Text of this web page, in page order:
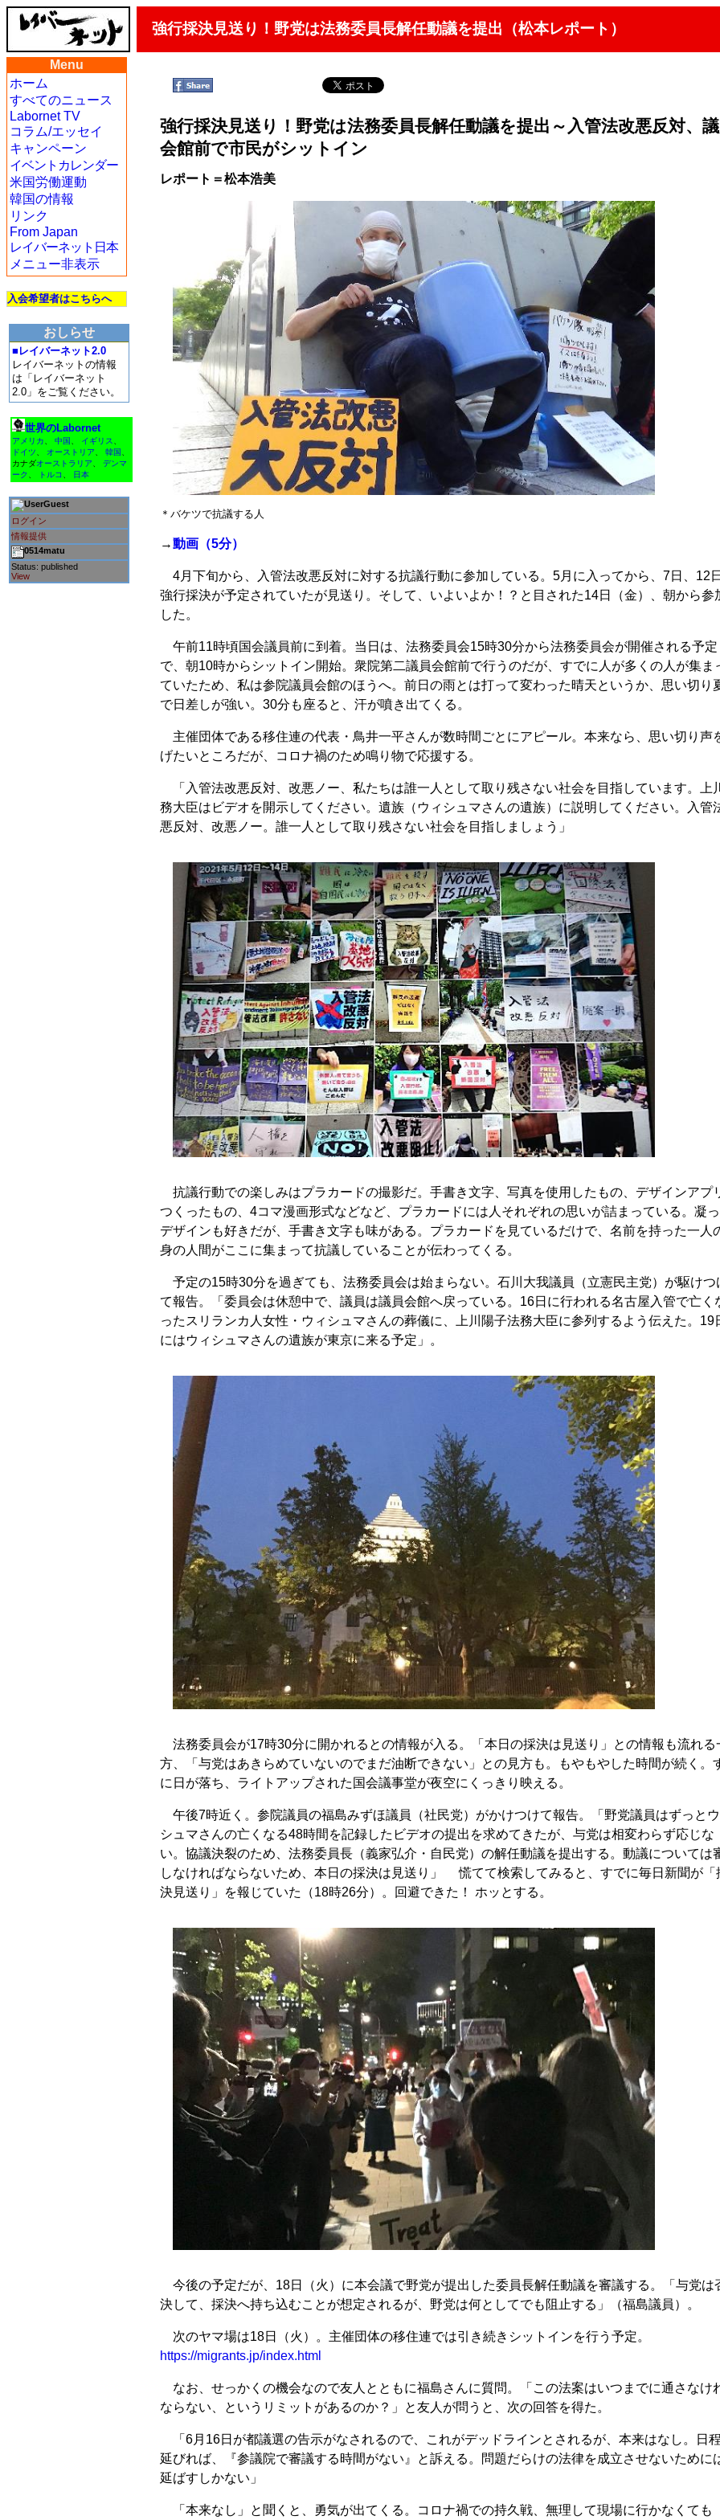
強行採決見送り！野党は法務委員長解任動議を提出（松本レポート）
Menu
ホーム
すべてのニュース
Labornet TV
コラム/エッセイ
キャンペーン
イベントカレンダー
米国労働運動
韓国の情報
リンク
From Japan
レイバーネット日本
メニュー非表示
入会希望者はこちらへ
おしらせ
■レイバーネット2.0
レイバーネットの情報
は「レイバーネット
2.0」をご覧ください。
世界のLabornet
アメリカ 中国 イギリス
ドイツ
オーストリア 韓国
カナダオーストラリア
デンマ
ーク
トルコ 日本
Guest
ログイン
情報提供
0514matu
Status: published
View
強行採決見送り！野党は法務委員長解任動議を提出～入管法改悪反対、
会館前で市民がシットイン
レポート＝松本浩美
＊バケツで抗議する人
→動画（5分）
4月下旬から、入管法改悪反対に対する抗議行動に参加している。5月に入ってから、7日、12
強行採決が予定されていたが見送り。そして、いよいよか！？と目された14日（金）、朝から参
した。
午前11時頃国会議員前に到着。当日は、法務委員会15時30分から法務委員会が開催される予定
で、朝10時からシットイン開始。衆院第二議員会館前で行うのだが、すでに人が多くの人が集ま
ていたため、私は参院議員会館のほうへ。前日の雨とは打って変わった晴天というか、思い切り
で日差しが強い。30分も座ると、汗が噴き出てくる。
主催団体である移住連の代表・鳥井一平さんが数時間ごとにアピール。本来なら、思い切り声
げたいところだが、コロナ禍のため鳴り物で応援する。
「入管法改悪反対、改悪ノー、私たちは誰一人として取り残さない社会を目指しています。上
務大臣はビデオを開示してください。遺族（ウィシュマさんの遺族）に説明してください。入管
悪反対、改悪ノー。誰一人として取り残さない社会を目指しましょう」
抗議行動での楽しみはプラカードの撮影だ。手書き文字、写真を使用したもの、デザインアプ
つくったもの、4コマ漫画形式などなど、プラカードには人それぞれの思いが詰まっている。凝
デザインも好きだが、手書き文字も味がある。プラカードを見ているだけで、名前を持った一人
身の人間がここに集まって抗議していることが伝わってくる。
予定の15時30分を過ぎても、法務委員会は始まらない。石川大我議員（立憲民主党）が駆けつ
て報告。「委員会は休憩中で、議員は議員会館へ戻っている。16日に行われる名古屋入管で亡く
ったスリランカ人女性・ウィシュマさんの葬儀に、上川陽子法務大臣に参列するよう伝えた。19
にはウィシュマさんの遺族が東京に来る予定」。
法務委員会が17時30分に開かれるとの情報が入る。「本日の採決は見送り」との情報も流れる
方、「与党はあきらめていないのでまだ油断できない」との見方も。もやもやした時間が続く。
に日が落ち、ライトアップされた国会議事堂が夜空にくっきり映える。
午後7時近く。参院議員の福島みずほ議員（社民党）がかけつけて報告。「野党議員はずっと
シュマさんの亡くなる48時間を記録したビデオの提出を求めてきたが、与党は相変わらず応じな
い。協議決裂のため、法務委員長（義家弘介・自民党）の解任動議を提出する。動議については
しなければならないため、本日の採決は見送り」 慌てて検索してみると、すでに毎日新聞が「
決見送り」を報じていた（18時26分）。回避できた！ ホッとする。
今後の予定だが、18日（火）に本会議で野党が提出した委員長解任動議を審議する。「与党は
決して、採決へ持ち込むことが想定されるが、野党は何としてでも阻止する」（福島議員）。
次のヤマ場は18日（火）。主催団体の移住連では引き続きシットインを行う予定。
https://migrants.jp/index.html
なお、せっかくの機会なので友人とともに福島さんに質問。「この法案はいつまでに通さなけ
ならない、というリミットがあるのか？」と友人が問うと、次の回答を得た。
「6月16日が都議選の告示がなされるので、これがデッドラインとされるが、本来はなし。日
延びれば、『参議院で審議する時間がない』と訴える。問題だらけの法律を成立させないために
延ばすしかない」
「本来なし」と聞くと、勇気が出てくる。コロナ禍での持久戦、無理して現場に行かなくても